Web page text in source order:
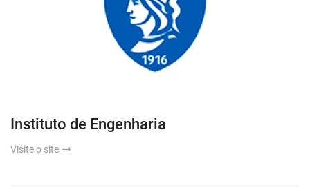
Instituto de Engenharia
Visite o site